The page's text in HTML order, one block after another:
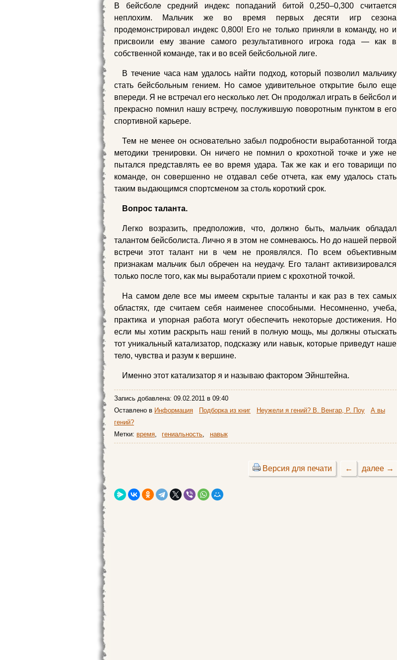
В бейсболе средний индекс попаданий битой 0,250–0,300 считается
неплохим. Мальчик же во время первых десяти игр сезона
продемонстрировал индекс 0,800! Его не только приняли в команду, но и
присвоили ему звание самого результативного игрока года — как в
собственной команде, так и во всей бейсбольной лиге.
В течение часа нам удалось найти подход, который позволил мальчику
стать бейсбольным гением. Но самое удивительное открытие было еще
впереди. Я не встречал его несколько лет. Он продолжал играть в бейсбол и
прекрасно помнил нашу встречу, послужившую поворотным пунктом в его
спортивной карьере.
Тем не менее он основательно забыл подробности выработанной тогда
методики тренировки. Он ничего не помнил о крохотной точке и уже не
пытался представлять ее во время удара. Так же как и его товарищи по
команде, он совершенно не отдавал себе отчета, как ему удалось стать
таким выдающимся спортсменом за столь короткий срок.
Вопрос таланта.
Легко возразить, предположив, что, должно быть, мальчик обладал
талантом бейсболиста. Лично я в этом не сомневаюсь. Но до нашей первой
встречи этот талант ни в чем не проявлялся. По всем объективным
признакам мальчик был обречен на неудачу. Его талант активизировался
только после того, как мы выработали прием с крохотной точкой.
На самом деле все мы имеем скрытые таланты и как раз в тех самых
областях, где считаем себя наименее способными. Несомненно, учеба,
практика и упорная работа могут обеспечить некоторые достижения. Но
если мы хотим раскрыть наш гений в полную мощь, мы должны отыскать
тот уникальный катализатор, подсказку или навык, которые приведут наше
тело, чувства и разум к вершине.
Именно этот катализатор я и называю фактором Эйнштейна.
Запись добавлена: 09.02.2011 в 09:40
Оставлено в Информация Подборка из книг Неужели я гений? В. Венгар, Р. Поу
А вы
гений?
Метки: время, гениальность, навык
далее →
←
Версия для печати